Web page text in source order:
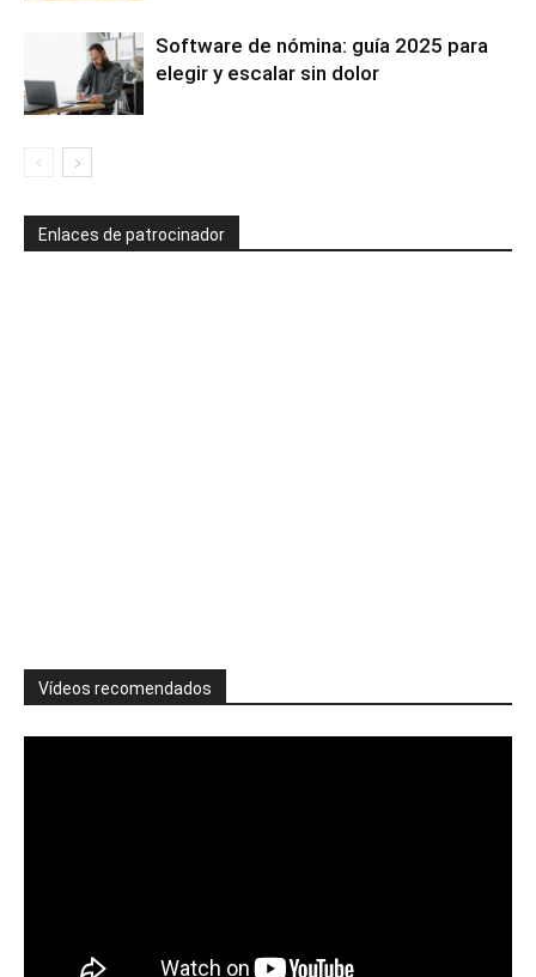
Software de nómina: guía 2025 para
elegir y escalar sin dolor
Enlaces de patrocinador
Vídeos recomendados